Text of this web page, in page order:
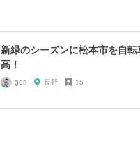
新緑のシーズンに松本市を自
高！
gori 長野 15